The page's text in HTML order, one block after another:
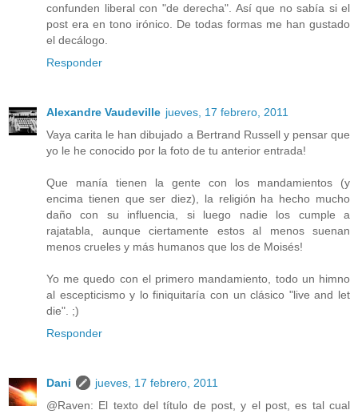
confunden liberal con "de derecha". Así que no sabía si el
post era en tono irónico. De todas formas me han gustado
el decálogo.
Responder
Alexandre Vaudeville jueves, 17 febrero, 2011
Vaya carita le han dibujado a Bertrand Russell y pensar que
yo le he conocido por la foto de tu anterior entrada!
Que manía tienen la gente con los mandamientos (y
encima tienen que ser diez), la religión ha hecho mucho
daño con su influencia, si luego nadie los cumple a
rajatabla, aunque ciertamente estos al menos suenan
menos crueles y más humanos que los de Moisés!
Yo me quedo con el primero mandamiento, todo un himno
al escepticismo y lo finiquitaría con un clásico "live and let
die". ;)
Responder
Dani
jueves, 17 febrero, 2011
@Raven: El texto del título de post, y el post, es tal cual